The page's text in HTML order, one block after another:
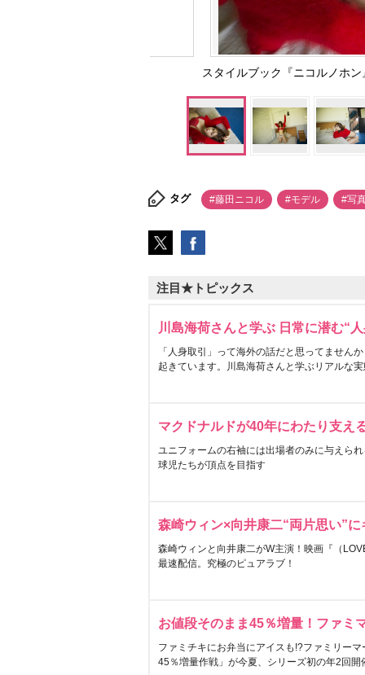
スタイルブック『ニコルノホ
タグ #藤田ニコル #モデル #写
注目★トピックス
川島海荷さんと学ぶ 日常に潜む“
「人身取引」って海外の話だと思ってません
起きています。川島海荷さんと学ぶリアルな
マクドナルドが40年にわたり支え
ユニフォームの右袖には出場者のみに与えら
球児たちが頂点を目指す
森崎ウィン×向井康二“両片思い”
森崎ウィンと向井康二がW主演！映画『（
最速配信。究極のピュアラブ！
お値段そのまま45％増量！ファミ
ファミチキにお弁当にアイスも!?ファミリー
45％増量作戦」が今夏、シリーズ初の年2回開